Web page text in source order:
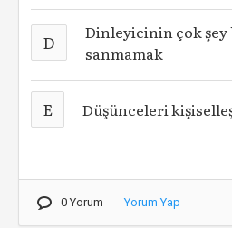
D
Dinleyicinin çok
sanmamak
E Düşünceleri
0 Yorum Yorum Yap